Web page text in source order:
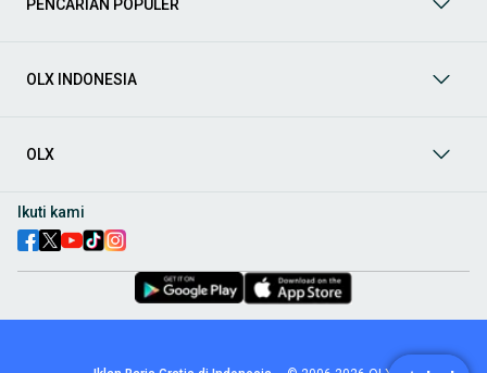
Aksesoris Mobil
: Lengkapi tampilan dan fungsionalitas mobil
aksesoris interior seperti sarung jok dan karpet, hingga
audio terbaik bersama
berbagai pilihan
hingga instalasi audio profesional. Cocok untuk Anda yang
ingin meningkatkan kualitas suara dalam kabinmobil,
menjadikan setiap perjalanan lebih menyenangkan.
Spare Part Mobil: Jaga performamobilAnda denganspare
berbagai komponen penting mulai dari filter oli, kampas rem,
PENCARIAN POPULER
OLX INDONESIA
OLX
Ikuti kami